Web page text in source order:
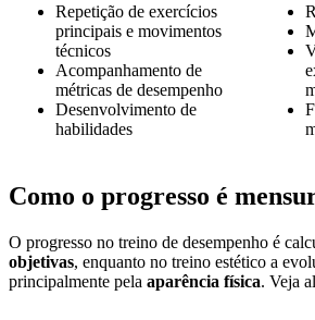
Repetição de exercícios
principais e movimentos
técnicos
Acompanhamento de
métricas de desempenho
Desenvolvimento de
habilidades
Como o progresso é
O progresso no treino de desempenho é
objetivas, enquanto no treino estético a
principalmente pela aparência física. Veja